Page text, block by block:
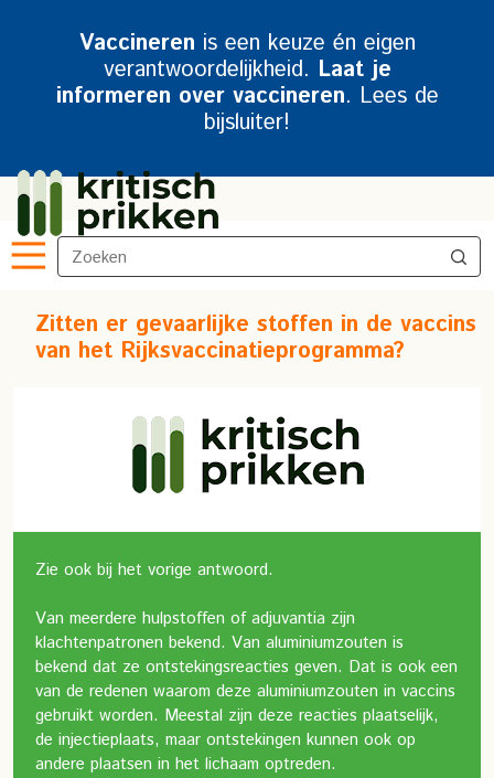
Vaccineren is een keuze én eigen
verantwoordelijkheid. Laat je
informeren over vaccineren. Lees de
bijsluiter!
Zitten er gevaarlijke stoffen in de vaccins
van het Rijksvaccinatieprogramma?
Zie ook bij het vorige antwoord.
Van meerdere hulpstoffen of adjuvantia zijn
klachtenpatronen bekend. Van aluminiumzouten is
bekend dat ze ontstekingsreacties geven. Dat is ook een
van de redenen waarom deze aluminiumzouten in vaccins
gebruikt worden. Meestal zijn deze reacties plaatselijk,
de injectieplaats, maar ontstekingen kunnen ook op
andere plaatsen in het lichaam optreden.